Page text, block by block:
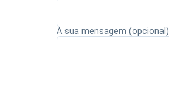
A sua mensagem (opcional)